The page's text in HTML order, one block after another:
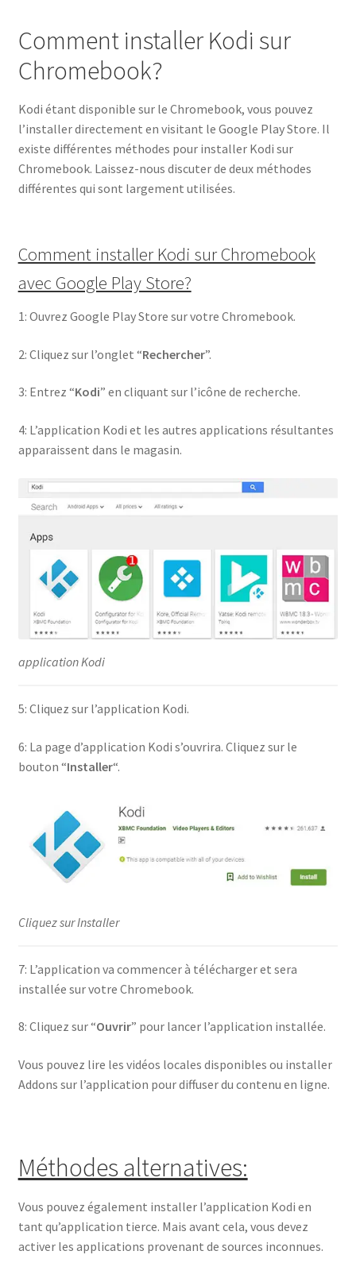
Comment installer Kodi sur
Chromebook?
Kodi étant disponible sur le Chromebook, vous pouvez
l’installer directement en visitant le Google Play Store. Il
existe différentes méthodes pour installer Kodi sur
Chromebook. Laissez-nous discuter de deux méthodes
différentes qui sont largement utilisées.
Comment installer Kodi sur Chromebook
avec Google Play Store?
1: Ouvrez Google Play Store sur votre Chromebook.
2: Cliquez sur l’onglet “Rechercher”.
3: Entrez “Kodi” en cliquant sur l’icône de recherche.
4: L’application Kodi et les autres applications résultantes
apparaissent dans le magasin.
application Kodi
5: Cliquez sur l’application Kodi.
6: La page d’application Kodi s’ouvrira. Cliquez sur le
bouton “Installer“.
Cliquez sur Installer
7: L’application va commencer à télécharger et sera
installée sur votre Chromebook.
8: Cliquez sur “Ouvrir” pour lancer l’application installée.
Vous pouvez lire les vidéos locales disponibles ou installer
Addons sur l’application pour diffuser du contenu en ligne.
Méthodes alternatives:
Vous pouvez également installer l’application Kodi en
tant qu’application tierce. Mais avant cela, vous devez
activer les applications provenant de sources inconnues.